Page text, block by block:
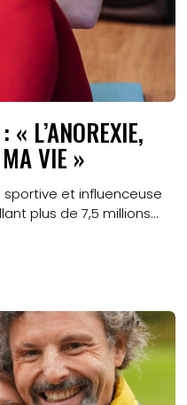
L’ANOREXIE,
VIE »
sportive et influenceuse
plus de 7,5 millions...